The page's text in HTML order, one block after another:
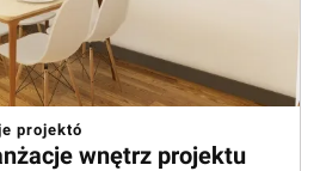
projektó
wnętrz projektu